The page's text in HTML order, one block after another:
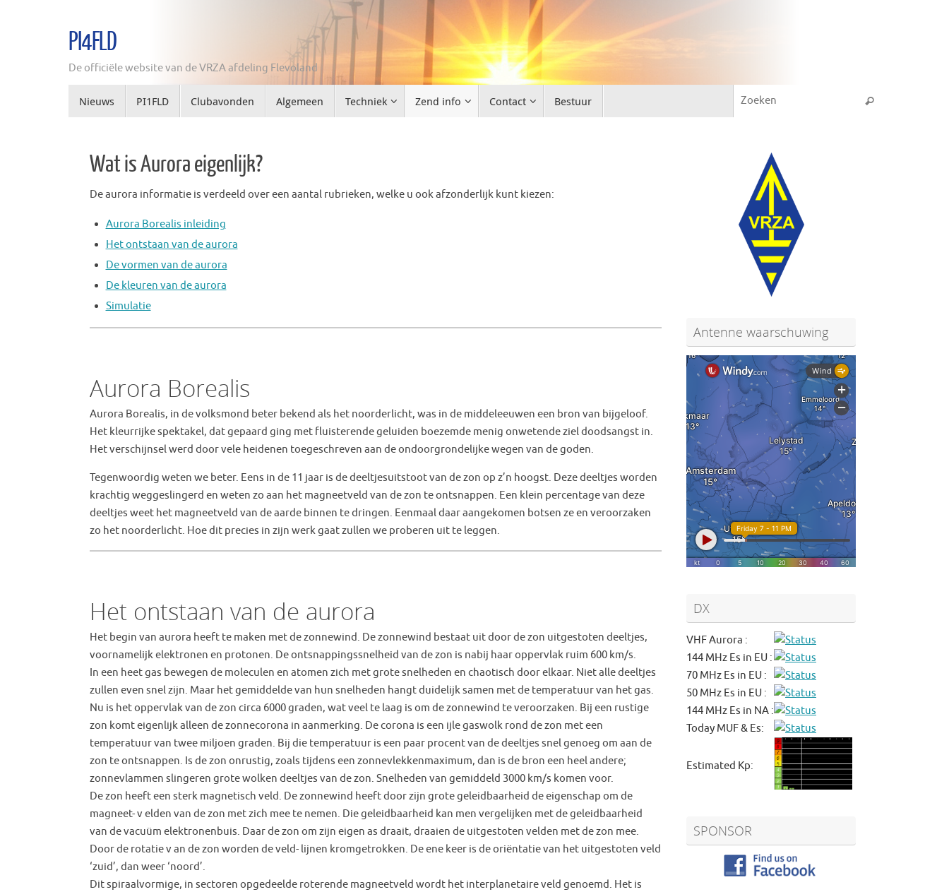
PI4FLD
De officiële website van de VRZA afdeling Flevoland
naarNieuws PI1FLD Clubavonden Algemeen Techniek Zend info Contact Bestuur Zoeken
Wat is Aurora eigenlijk?
De aurora informatie is verdeeld over een aantal rubrieken, welke u ook afzonderlijk kunt kiezen:
Aurora Borealis inleiding
Het ontstaan van de aurora
De vormen van de aurora
De kleuren van de aurora
Simulatie
Aurora Borealis
Aurora Borealis, in de volksmond beter bekend als het noorderlicht, was in de middeleeuwen een bron van bijgeloof.
Het kleurrijke spektakel, dat gepaard ging met fluisterende geluiden boezemde menig onwetende ziel doodsangst in.
Het verschijnsel werd door vele heidenen toegeschreven aan de ondoorgrondelijke wegen van de goden.
Tegenwoordig weten we beter. Eens in de 11 jaar is de deeltjesuitstoot van de zon op z’n hoogst. Deze deeltjes worden
krachtig weggeslingerd en weten zo aan het magneetveld van de zon te ontsnappen. Een klein percentage van deze
deeltjes weet het magneetveld van de aarde binnen te dringen. Eenmaal daar aangekomen botsen ze en veroorzaken
zo het noorderlicht. Hoe dit precies in zijn werk gaat zullen we proberen uit te leggen.
Het ontstaan van de aurora
Het begin van aurora heeft te maken met de zonnewind. De zonnewind bestaat uit door de zon uitgestoten deeltjes,
voornamelijk elektronen en protonen. De ontsnappingssnelheid van de zon is nabij haar oppervlak ruim 600 km/s.
In een heet gas bewegen de moleculen en atomen zich met grote snelheden en chaotisch door elkaar. Niet alle deeltjes
zullen even snel zijn. Maar het gemiddelde van hun snelheden hangt duidelijk samen met de temperatuur van het gas.
Nu is het oppervlak van de zon circa 6000 graden, wat veel te laag is om de zonnewind te veroorzaken. Bij een rustige
zon komt eigenlijk alleen de zonnecorona in aanmerking. De corona is een ijle gaswolk rond de zon met een
temperatuur van twee miljoen graden. Bij die temperatuur is een paar procent van de deeltjes snel genoeg om aan de
zon te ontsnappen. Is de zon onrustig, zoals tijdens een zonnevlekkenmaximum, dan is de bron een heel andere;
zonnevlammen slingeren grote wolken deeltjes van de zon. Snelheden van gemiddeld 3000 km/s komen voor.
De zon heeft een sterk magnetisch veld. De zonnewind heeft door zijn grote geleidbaarheid de eigenschap om de
magneet- v elden van de zon met zich mee te nemen. Die geleidbaarheid kan men vergelijken met de geleidbaarheid
van de vacuüm elektronenbuis. Daar de zon om zijn eigen as draait, draaien de uitgestoten velden met de zon mee.
Door de rotatie v an de zon worden de veld- lijnen kromgetrokken. De ene keer is de oriëntatie van het uitgestoten veld
‘zuid’, dan weer ‘noord’.
Dit spiraalvormige, in sectoren opgedeelde roterende magneetveld wordt het interplanetaire veld genoemd. Het is
Antenne waarschuwing
DX
VHF Aurora :
144 MHz Es in EU :
70 MHz Es in EU :
50 MHz Es in EU :
144 MHz Es in NA :
Today MUF & Es:
Estimated Kp:
SPONSOR